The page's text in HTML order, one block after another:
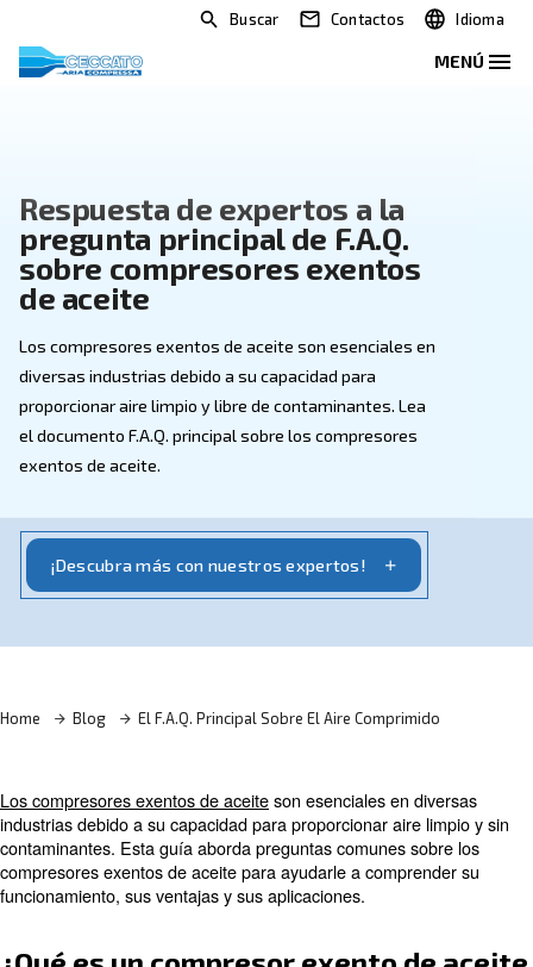
Buscar Contactos
Respuesta de expertos a la
pregunta principal de F.A.Q.
sobre compresores exentos
de aceite
Los compresores exentos de aceite son esenciales
diversas industrias debido a su capacidad para
el documento F.A.Q. principal sobre los compresores
exentos de aceite.
Home Blog El F.A.Q. Principal Sobre El Aire